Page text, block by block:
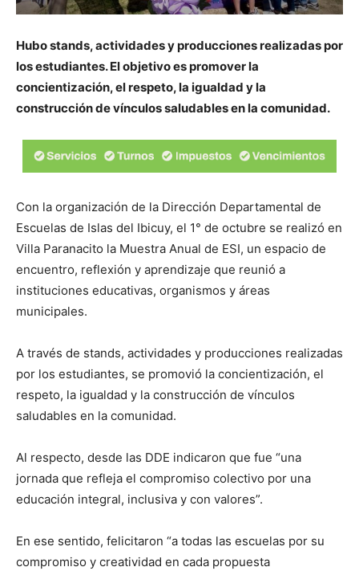
Hubo stands, actividades y producciones realizadas por
los estudiantes. El objetivo es promover la
concientización, el respeto, la igualdad y la
construcción de vínculos saludables en la comunidad.
Con la organización de la Dirección Departamental de
Escuelas de Islas del Ibicuy, el 1° de octubre se realizó en
Villa Paranacito la Muestra Anual de ESI, un espacio de
encuentro, reflexión y aprendizaje que reunió a
instituciones educativas, organismos y áreas
municipales.
A través de stands, actividades y producciones realizadas
por los estudiantes, se promovió la concientización, el
respeto, la igualdad y la construcción de vínculos
saludables en la comunidad.
Al respecto, desde las DDE indicaron que fue “una
jornada que refleja el compromiso colectivo por una
educación integral, inclusiva y con valores”.
En ese sentido, felicitaron “a todas las escuelas por su
compromiso y creatividad en cada propuesta